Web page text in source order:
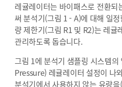
레귤레이터는 바이패스로 전환되
써 분석기(그림 1 - A)에 대해 일
량 제한기(그림 R1 및 R2)는 레귤
관리하도록 돕습니다.
그림 1에 분석기 샘플링 시스템
Pressure) 레귤레이터 설정이 나
분석기에서 사용하지 않는 유량